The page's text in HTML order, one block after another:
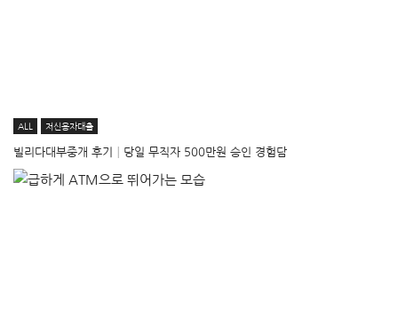
ALL 저신용자대출
빌리다대부중개 후기│당일 무직자 500만원 승인 경험담